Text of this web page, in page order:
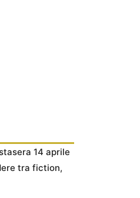
14 aprile
tra fiction,